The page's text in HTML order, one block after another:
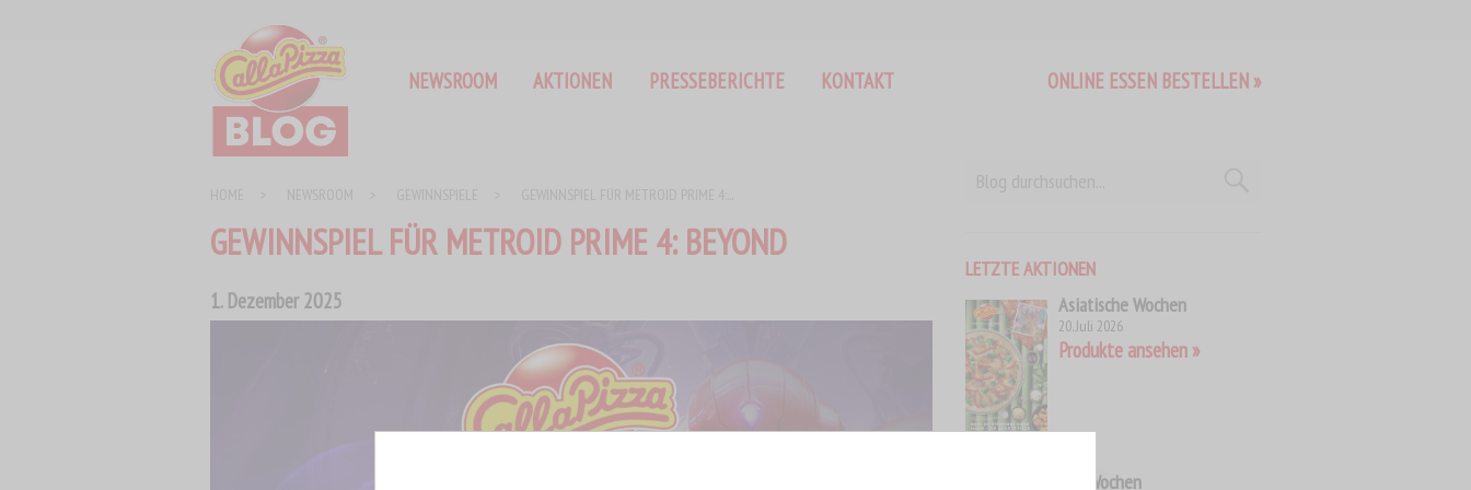
Call a Pizza BLOG
Sammelort für das Call a Pizza Franchise
NEWSROOM AKTIONEN PRESSEBERICHTE KONTAKT ONLINE ESSEN BESTELLEN »
HOME NEWSROOM GEWINNSPIELE GEWINNSPIEL FÜR METROID PRIME 4:...
GEWINNSPIEL FÜR METROID PRIME 4: BEYOND
1. Dezember 2025
LETZTE AKTIONEN
Asiatische Wochen
20. Juli 2026
Produkte ansehen
WM Wochen